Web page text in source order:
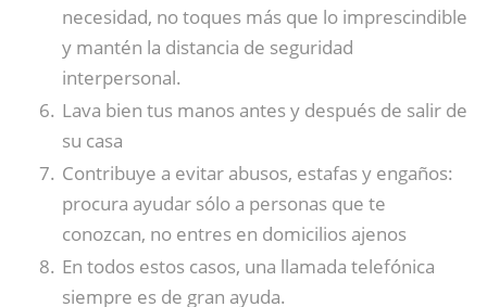
necesidad, no toques más que lo imprescindible
y mantén la distancia de seguridad
interpersonal.
Lava bien tus manos antes y después de salir de
su casa
Contribuye a evitar abusos, estafas y engaños:
procura ayudar sólo a personas que te
conozcan, no entres en domicilios ajenos
En todos estos casos, una llamada telefónica
siempre es de gran ayuda.